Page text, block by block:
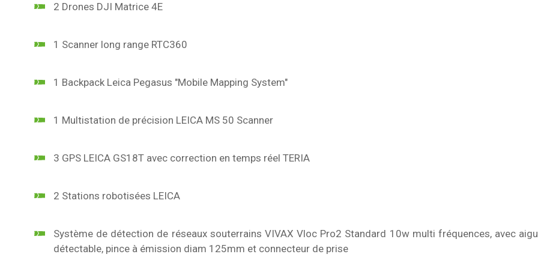
2 Drones DJI Matrice 4E
1 Scanner long range RTC360
1 Backpack Leica Pegasus "Mobile Mapping System"
1 Multistation de précision LEICA MS 50 Scanner
3 GPS LEICA GS18T avec correction en temps réel TERIA
2 Stations robotisées LEICA
Système de détection de réseaux souterrains VIVAX Vloc Pro2 Standard 10w multi fréquences, avec
détectable, pince à émission diam 125mm et connecteur de prise